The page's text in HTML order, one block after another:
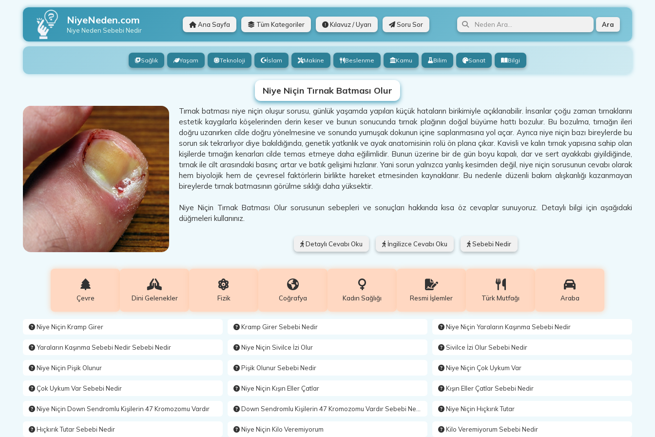
NiyeNeden.com
Niye Neden Sebebi Nedir
Ana Sayfa Tüm Kategoriler Kılavuz / Uyarı Soru Sor Ara
Sağlık Yaşam Teknoloji İslam Makine Beslenme Kamu Bilim Sanat Bilgi
Niye Niçin Tırnak Batması Olur
Tırnak batması niye niçin oluşur sorusu, günlük yaşamda yapılan küçük hataların birikimiyle açıklanabilir. İnsanlar çoğu zaman tırnaklarını
estetik kaygılarla köşelerinden derin keser ve bunun sonucunda tırnak plağının doğal büyüme hattı bozulur. Bu bozulma, tırnağın ileri
doğru uzanırken cilde doğru yönelmesine ve sonunda yumuşak dokunun içine saplanmasına yol açar. Ayrıca niye niçin bazı bireylerde bu
sorun sık tekrarlıyor diye bakıldığında, genetik yatkınlık ve ayak anatomisinin rolü ön plana çıkar. Kavisli ve kalın tırnak yapısına sahip olan
kişilerde tırnağın kenarları cilde temas etmeye daha eğilimlidir. Bunun üzerine bir de gün boyu kapalı, dar ve sert ayakkabı giyildiğinde,
tırnak ile cilt arasındaki basınç artar ve batık gelişimi hızlanır. Yani sorun yalnızca yanlış kesimden değil, niye niçin sorusunun cevabı olarak
hem biyolojik hem de çevresel faktörlerin birlikte hareket etmesinden kaynaklanır. Bu nedenle düzenli bakım alışkanlığı kazanmayan
bireylerde tırnak batmasının görülme sıklığı daha yüksektir.
Niye Niçin Tırnak Batması Olur sorusunun sebepleri ve sonuçları hakkında kısa öz cevaplar sunuyoruz. Detaylı bilgi için aşağıdaki
düğmeleri kullanınız.
Detaylı Cevabı Oku İngilizce Cevabı Oku Sebebi Nedir
Çevre Dini Gelenekler Fizik Coğrafya Kadın Sağlığı Resmi İşlemler Türk Mutfağı Araba
Niye Niçin Kramp Girer Kramp Girer Sebebi Nedir Niye Niçin Yaraların Kaşınma Sebebi Nedir
Yaraların Kaşınma Sebebi Nedir Sebebi Nedir Niye Niçin Sivilce İzi Olur Sivilce İzi Olur Sebebi Nedir
Niye Niçin Pişik Olunur Pişik Olunur Sebebi Nedir Niye Niçin Çok Uykum Var
Çok Uykum Var Sebebi Nedir Niye Niçin Kışın Eller Çatlar Kışın Eller Çatlar Sebebi Nedir
Niye Niçin Down Sendromlu Kişilerin 47 Kromozomu Vardır Down Sendromlu Kişilerin 47 Kromozomu Vardır Sebebi Nedir Niye Niçin Hıçkırık Tutar
Hıçkırık Tutar Sebebi Nedir Niye Niçin Kilo Veremiyorum Kilo Veremiyorum Sebebi Nedir